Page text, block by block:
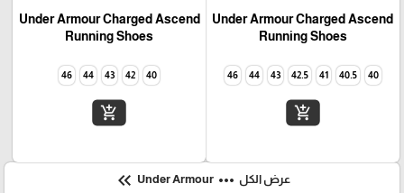
Under Armour Charged Ascend
Running Shoes
40
40.5
41
42.5
43
44
46
add_shopping_cart
Under Armour Charged Ascend
Running Shoes
40
42
43
44
46
add_shopping_cart
عرض الكل more_horiz
keyboard_double_arrow_left